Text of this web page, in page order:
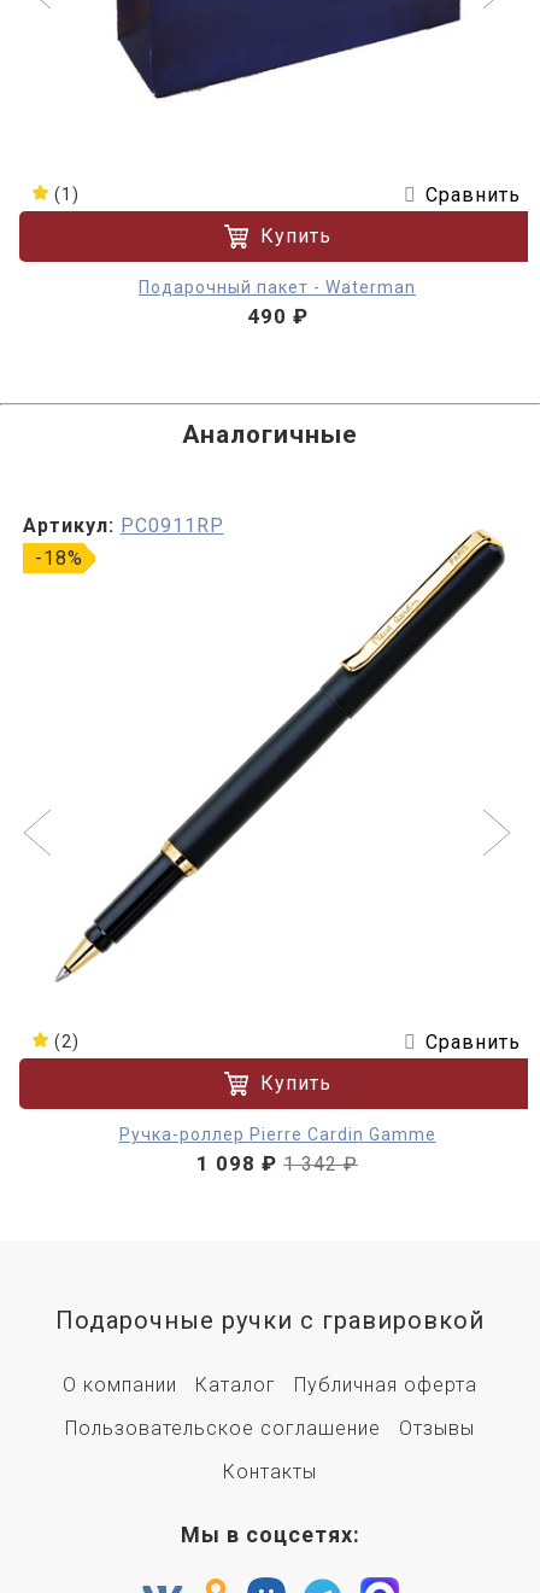
(1)
Сравнить
Купить
Подарочный пакет - Waterman
490 ₽
Аналогичные
-18%
Артикул: PC0911RP
(2)
Сравнить
Купить
Ручка-роллер Pierre Cardin Gamme
1 098 ₽ 1 342 ₽
Подарочные ручки с гравировкой
О компании Каталог
Публичная оферта
Пользовательское соглашение
Отзывы
Контакты
Мы в соцсетях: